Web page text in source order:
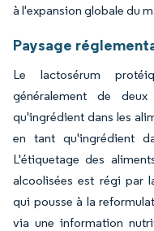
à l'expansion globale du
Paysage
Le lactosérum
généralement de
qu'ingrédient dans les
en tant qu'ingrédient
L'étiquetage des
alcoolisées est régi par
qui pousse à la
via une information